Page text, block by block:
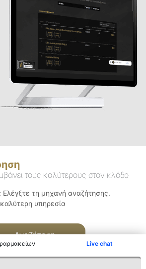
Live chat
τους καλύτερους στον κλάδο
Ελέγξτε τη μηχανή αναζήτησης.
υπηρεσία
Αναζήτηση